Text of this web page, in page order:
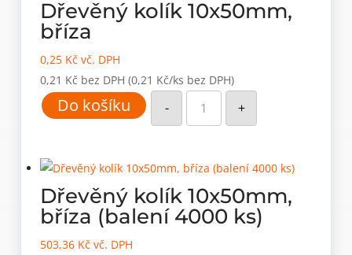
Dřevěný kolík 10x50mm,
bříza
0,25 Kč vč. DPH
0,21 Kč bez DPH (0,21 Kč/ks bez DPH)
Do košíku -
Dřevěný
kolík
10x50mm,
bříza
+
Dřevěný kolík 10x50mm,
bříza (balení 4000 ks)
503,36 Kč vč. DPH